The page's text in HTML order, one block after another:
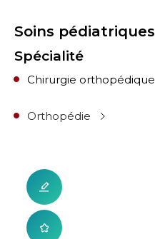
Soins pédiatriques
Spécialité
Chirurgie orthopédique
Orthopédie